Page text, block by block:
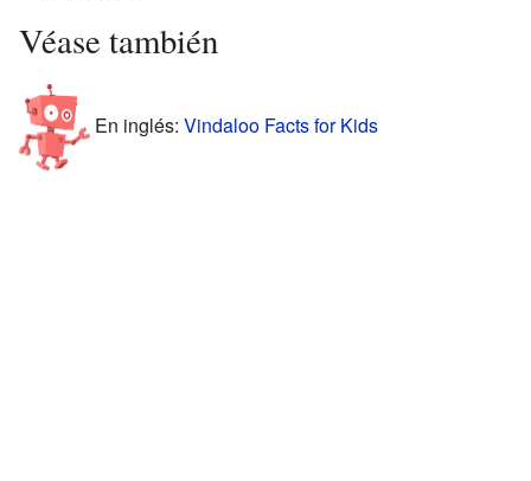
Véase también
En inglés: Vindaloo Facts for Kids